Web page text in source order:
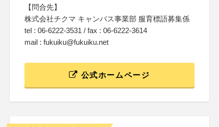
【問合先】
株式会社チクマ キャンパス事業部 服育標語募集係
tel : 06-6222-3531 / fax : 06-6222-3614
mail : fukuiku@fukuiku.net
公式ホームページ